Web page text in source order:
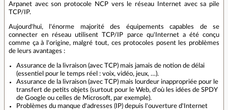
Arpanet avec son protocole NCP vers le réseau Internet avec sa pile
TCP/IP.
Aujourd'hui, l'énorme majorité des équipements capables de se
connecter en réseau utilisent TCP/IP parce qu'Internet a été conçu
comme ça à l'origine, malgré tout, ces protocoles posent les problèmes
de leurs avantages :
Assurance de la livraison (avec TCP) mais jamais de notion de délai
(essentiel pour le temps réel : voix, vidéo, jeux, …).
Assurance de la livraison (avec TCP) mais lourdeur inappropriée pour le
transfert de petits objets (surtout pour le Web, d'où les idées de SPDY
de Google ou celles de Microsoft, par exemple).
Problèmes du manque d'adresses (IP) depuis l'ouverture d'Internet